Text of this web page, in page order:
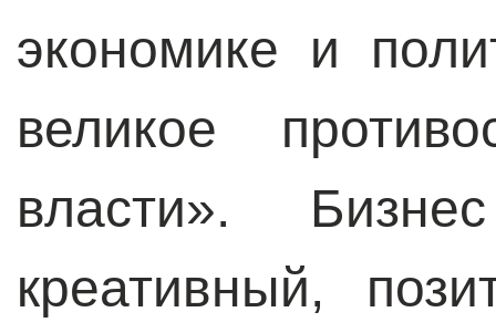
экономике и
великое
власти».
креативный,